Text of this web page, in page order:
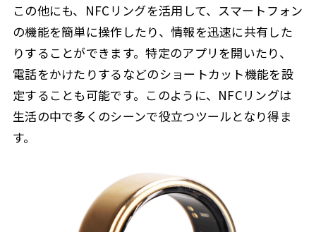
この他にも、NFCリングを活用して、スマートフォン
の機能を簡単に操作したり、情報を迅速に共有した
りすることができます。特定のアプリを開いたり、
電話をかけたりするなどのショートカット機能を設
定することも可能です。このように、NFCリングは
生活の中で多くのシーンで役立つツールとなり得ま
す。